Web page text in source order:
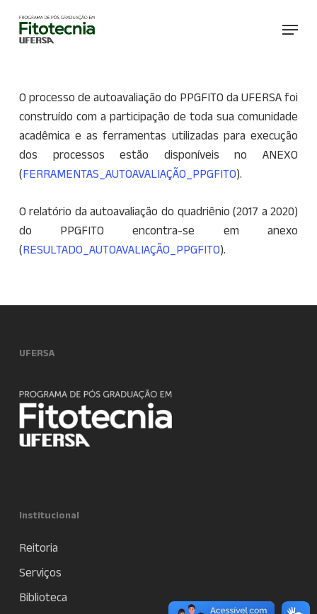
main
Menu
O processo de autoavaliação do PPGFITO da UFERSA foi
construído com a participação de toda sua comunidade
acadêmica e as ferramentas utilizadas para execução
dos processos estão disponíveis no ANEXO
(FERRAMENTAS_AUTOAVALIAÇÃO_PPGFITO).
O relatório da autoavaliação do quadriênio (2017 a 2020)
do PPGFITO encontra-se em anexo
(RESULTADO_AUTOAVALIAÇÃO_PPGFITO).
UFERSA
Institucional
Reitoria
Serviços
Biblioteca